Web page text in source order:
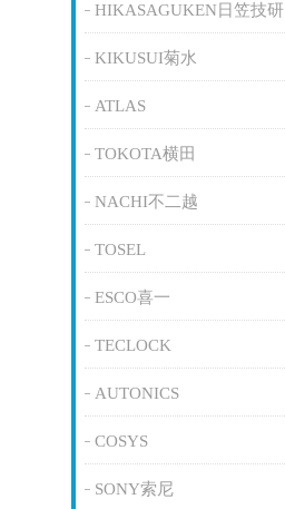
HIKASAGUKEN日笠技研
KIKUSUI菊水
ATLAS
TOKOTA横田
NACHI不二越
TOSEL
ESCO喜一
TECLOCK
AUTONICS
COSYS
SONY索尼